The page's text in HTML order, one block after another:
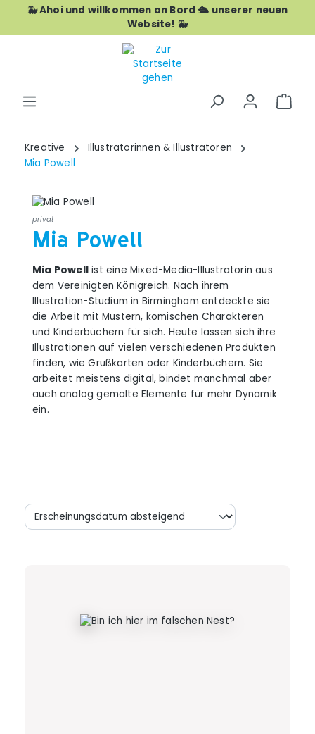
Zum Hauptinhalt springen
🐳 Ahoi und willkommen an Bord 🛳️ unserer neuen
Website! 🐳
Kreative
Illustratorinnen & Illustratoren
Mia Powell
privat
Mia Powell
Mia Powell ist eine Mixed-Media-Illustratorin aus
dem Vereinigten Königreich. Nach ihrem
Illustration-Studium in Birmingham entdeckte sie
die Arbeit mit Mustern, komischen Charakteren
und Kinderbüchern für sich. Heute lassen sich ihre
Illustrationen auf vielen verschiedenen Produkten
finden, wie Grußkarten oder Kinderbüchern. Sie
arbeitet meistens digital, bindet manchmal aber
auch analog gemalte Elemente für mehr Dynamik
ein.